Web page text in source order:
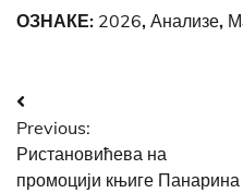
ОЗНАКЕ: 2026, Анализе,
Post
navigation
Previous:
Ристановићева на
промоцији књиге Панарина